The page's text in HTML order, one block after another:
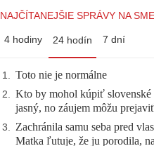
NAJČÍTANEJŠIE SPRÁVY NA SME
4 hodiny 24 hodín 7 dní
1. Toto nie je normálne
2. Kto by mohol kúpiť slovenské
jasný, no záujem môžu
3. Zachránila samu seba pred
Matka ľutuje, že ju porodila,